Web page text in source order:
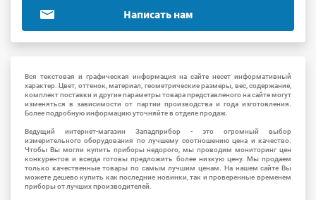
Написать нам
Вся текстовая и графическая информация на сайте несет информативный
характер. Цвет, оттенок, материал, геометрические размеры, вес, содержание,
комплект поставки и другие параметры товара представленого на сайте могут
изменяться в зависимости от партии производства и года изготовления.
Более подробную информацию уточняйте в отделе продаж.
Ведущий интернет-магазин Западприбор - это огромный выбор
измерительного оборудования по лучшему соотношению цена и качество.
Чтобы Вы могли купить приборы недорого, мы проводим мониторинг цен
конкурентов и всегда готовы предложить более низкую цену. Мы продаем
только качественные товары по самым лучшим ценам. На нашем сайте Вы
можете дешево купить как последние новинки, так и проверенные временем
приборы от лучших производителей.